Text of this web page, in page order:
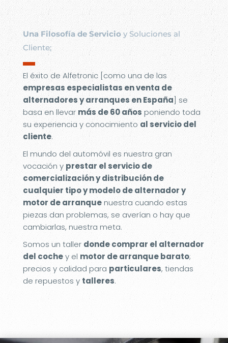
Una Filosofía de Servicioy Soluciones al
Cliente;
▬
El éxito de Alfetronic [como una de las
empresas especialistas en venta de
alternadores y arranques en España] se
basa en llevarmás de 60 añosponiendo toda
su experiencia y conocimiento al servicio del
cliente.
El mundo del automóvil es nuestra gran
vocación y prestar el servicio de
comercialización y distribución de
cualquier tipo y modelo de alternador y
motor de arranquenuestra cuando estas
piezas dan problemas, se averían o hay que
cambiarlas, nuestra meta.
Somos un taller donde comprar el alternador
del cochey el motor de arranque barato;
precios y calidad para particulares, tiendas
de repuestos y talleres.